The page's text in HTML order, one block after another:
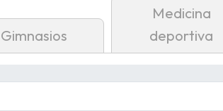
Gimnasios
Medicina
deportiva